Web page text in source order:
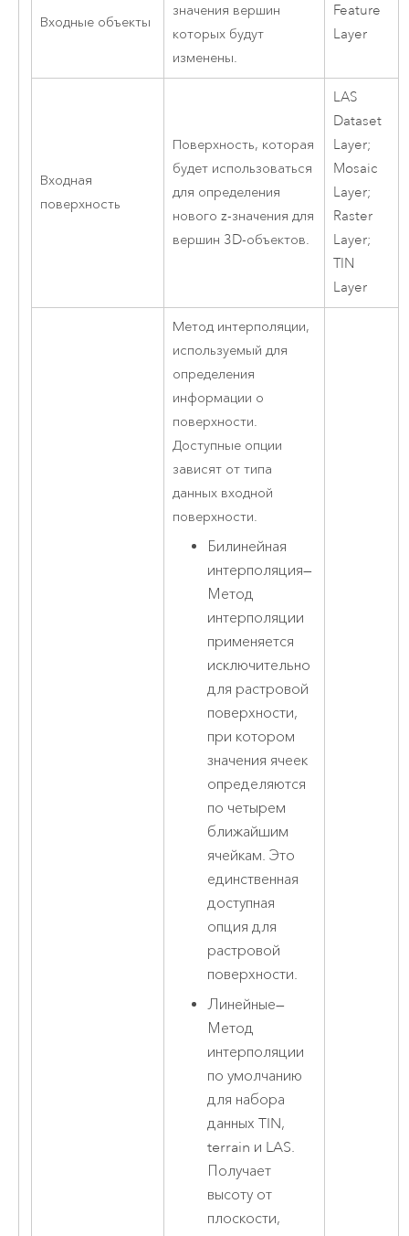
Входные объекты
значения вершин
которых будут
изменены.
Feature
Layer
Входная
поверхность
Поверхность, которая
будет использоваться
для определения
нового z-значения для
вершин 3D-объектов.
LAS
Dataset
Layer;
Mosaic
Layer;
Raster
Layer;
TIN
Layer
Метод интерполяции,
используемый для
определения
информации о
поверхности.
Доступные опции
зависят от типа
данных входной
поверхности.
Билинейная
интерполяция—
Метод
интерполяции
применяется
исключительно
для растровой
поверхности,
при котором
значения ячеек
определяются
по четырем
ближайшим
ячейкам. Это
единственная
доступная
опция для
растровой
поверхности.
Линейные—
Метод
интерполяции
по умолчанию
для набора
данных TIN,
terrain и LAS.
Получает
высоту от
плоскости,